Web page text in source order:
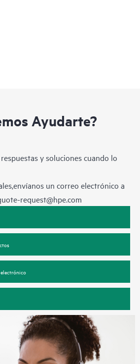
Ayudarte?
y soluciones cuando lo
un correo electrónico a
request@hpe.com